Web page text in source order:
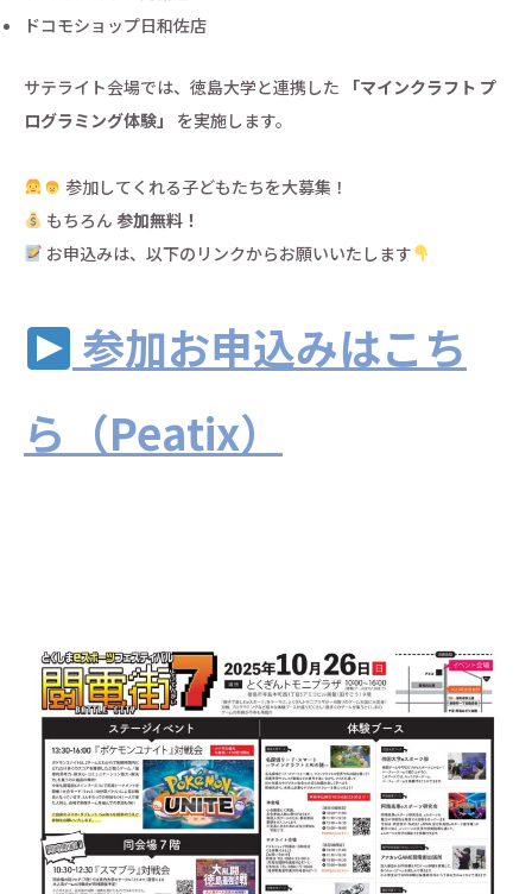
ドコモショップ日和佐店
サテライト会場では、徳島大学と連携した
「マインクラフト プ
ログラミング体験」
を実施します。
参加してくれる子どもたちを大募集！
もちろん 参加無料！
お申込みは、以下のリンクからお願いいたします
参加お申込みはこち
ら（Peatix）